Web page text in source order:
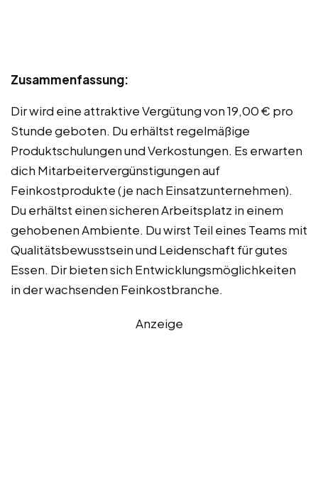
Zusammenfassung:
Dir wird eine attraktive Vergütung von 19,00 € pro
Stunde geboten. Du erhältst regelmäßige
Produktschulungen und Verkostungen. Es erwarten
dich Mitarbeitervergünstigungen auf
Feinkostprodukte (je nach Einsatzunternehmen).
Du erhältst einen sicheren Arbeitsplatz in einem
gehobenen Ambiente. Du wirst Teil eines Teams mit
Qualitätsbewusstsein und Leidenschaft für gutes
Essen. Dir bieten sich Entwicklungsmöglichkeiten
in der wachsenden Feinkostbranche.
Anzeige